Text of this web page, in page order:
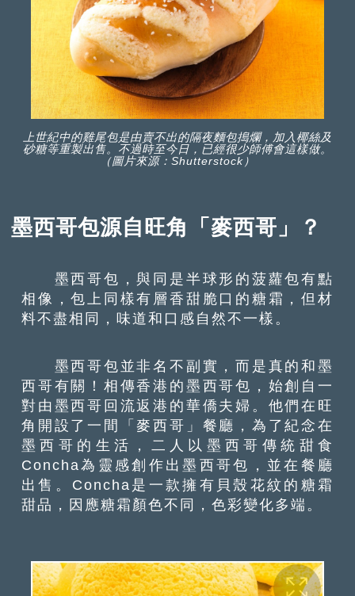
上世紀中的雞尾包是由賣不出的隔夜麵包搗爛，加入椰絲及
砂糖等重製出售。不過時至今日，已經很少師傅會這樣做。
（圖片來源：Shutterstock）
墨西哥包源自旺角「麥西哥」？
墨西哥包，與同是半球形的菠蘿包有點
相像，包上同樣有層香甜脆口的糖霜，但材
料不盡相同，味道和口感自然不一樣。
墨西哥包並非名不副實，而是真的和墨
西哥有關！相傳香港的墨西哥包，始創自一
對由墨西哥回流返港的華僑夫婦。他們在旺
角開設了一間「麥西哥」餐廳，為了紀念在
墨西哥的生活，二人以墨西哥傳統甜食
Concha為靈感創作出墨西哥包，並在餐廳
出售。Concha是一款擁有貝殼花紋的糖霜
甜品，因應糖霜顏色不同，色彩變化多端。